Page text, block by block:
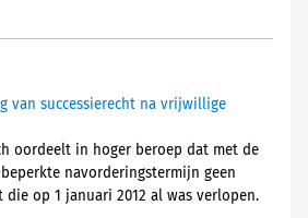
van successierecht na vrijwillige
oordeelt in hoger beroep dat met de
navorderingstermijn geen
op 1 januari 2012 al was verlopen.